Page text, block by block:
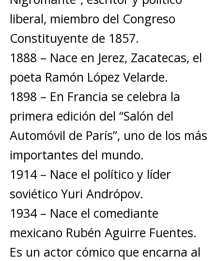
liberal, miembro del Congreso
Constituyente de 1857.
1888 – Nace en Jerez, Zacatecas, el
poeta Ramón López Velarde.
1898 – En Francia se celebra la
primera edición del “Salón del
Automóvil de París”, uno de los más
importantes del mundo.
1914 – Nace el político y líder
soviético Yuri Andrópov.
1934 – Nace el comediante
mexicano Rubén Aguirre Fuentes.
Es un actor cómico que encarna al